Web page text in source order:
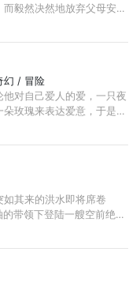
毅然决然地放弃父母安排
幻 / 冒险
对自己爱人的爱，一只夜
玫瑰来表达爱意，于是夜
如其来的洪水即将席卷
带领下登陆一艘空前绝后